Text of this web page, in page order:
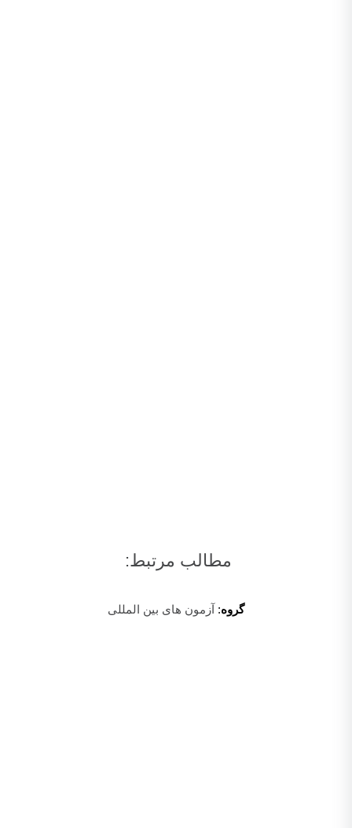
مطالب مرتبط:
گروه: آزمون های بین المللی